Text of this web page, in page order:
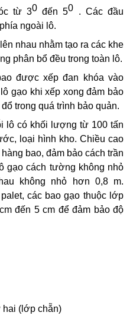
từ 30 đến50 . Các đầu
ngoài lô.
nhau nhằm tạo ra các khe
phân bổ đều trong toàn lô.
được xếp đan khóa vào
gạo khi xếp xong đảm bảo
trong quá trình bảo quản.
lô có khối lượng từ 100 tấn
loại hình kho. Chiều cao
bao, đảm bảo cách trần
gạo cách tường không nhỏ
không nhỏ hơn 0,8 m.
các bao gạo thuộc lớp
đến 5 cm để đảm bảo độ
hai (lớp chẵn)